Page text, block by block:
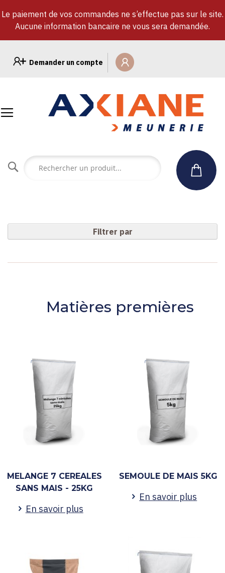
contenu
Demander un compte
Le paiement de vos commandes ne s’effectue pas sur le site.
Aucune information bancaire ne vous sera demandée.
Rechercher
Matières premières
MELANGE 7 CEREALES
SANS MAIS - 25KG
En savoir plus
SEMOULE DE MAIS 5KG
En savoir plus
Filtrer par